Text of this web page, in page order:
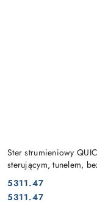
Ster strumieniowy
sterującym, tunelem,
Cena:
5311.47
Cena:
5311.47